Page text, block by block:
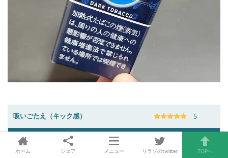
吸いごたえ（キック感） 5
味わい 4.5
ホーム シェア メニュー リラゾのtwitter TOPへ